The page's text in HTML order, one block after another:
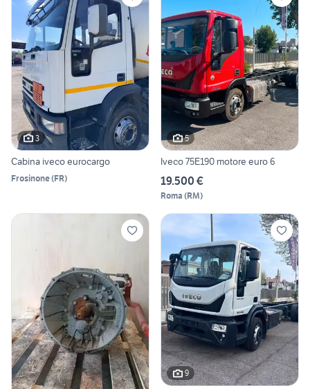
3
Cabina iveco eurocargo
Frosinone(FR)
5
Iveco 75E190 motore euro 6
19.500 €
Roma (RM)
9